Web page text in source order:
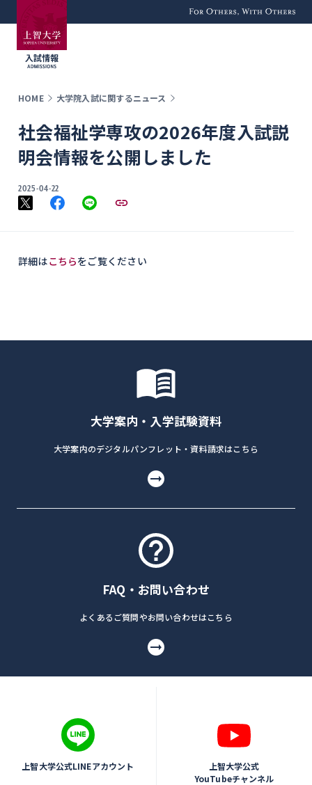
For Others, With
Others
HOME 大学院入試に関するニュース
社会福祉学専攻の2026年度入試説
明会情報を公開しました
2025-04-22
詳細はこちらをご覧ください
大学案内・入学試験資料
大学案内のデジタルパンフレット・資料請求はこちら
FAQ・お問い合わせ
よくあるご質問やお問い合わせはこちら
上智大学公式LINEアカウント
上智大学公式
YouTubeチャンネル